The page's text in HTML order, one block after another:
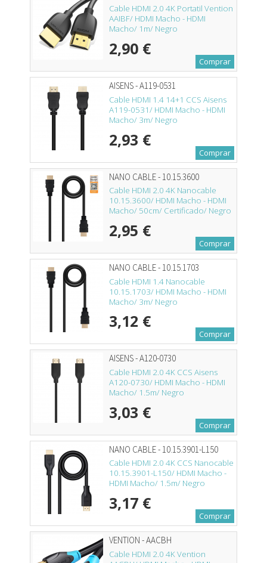
Cable HDMI 2.0 4K Portatil Vention
AAIBF/ HDMI Macho - HDMI
Macho/ 1m/ Negro
2,90 €
Comprar
AISENS - A119-0531
Cable HDMI 1.4 14+1 CCS Aisens
A119-0531/ HDMI Macho - HDMI
Macho/ 3m/ Negro
2,93 €
Comprar
NANO CABLE - 10.15.3600
Cable HDMI 2.0 4K Nanocable
10.15.3600/ HDMI Macho - HDMI
Macho/ 50cm/ Certificado/ Negro
2,95 €
Comprar
NANO CABLE - 10.15.1703
Cable HDMI 1.4 Nanocable
10.15.1703/ HDMI Macho - HDMI
Macho/ 3m/ Negro
3,12 €
Comprar
AISENS - A120-0730
Cable HDMI 2.0 4K CCS Aisens
A120-0730/ HDMI Macho - HDMI
Macho/ 1.5m/ Negro
3,03 €
Comprar
NANO CABLE - 10.15.3901-L150
Cable HDMI 2.0 4K CCS Nanocable
10.15.3901-L150/ HDMI Macho -
HDMI Macho/ 1.5m/ Negro
3,17 €
Comprar
VENTION - AACBH
Cable HDMI 2.0 4K Vention